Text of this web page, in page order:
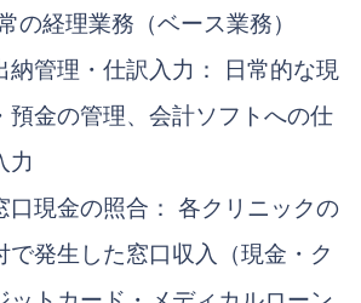
の経理業務（ベース業務）
納管理・仕訳入力： 日常的な現
預金の管理、会計ソフトへの仕
力
口現金の照合： 各クリニックの
で発生した窓口収入（現金・ク